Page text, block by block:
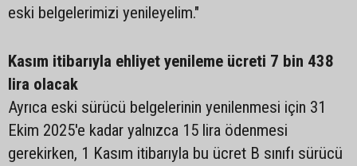
eski belgelerimizi yenileyelim."
Kasım itibarıyla ehliyet yenileme ücreti 7 bin 438
lira olacak
Ayrıca eski sürücü belgelerinin yenilenmesi için 31
Ekim 2025'e kadar yalnızca 15 lira ödenmesi
gerekirken, 1 Kasım itibarıyla bu ücret B sınıfı sürücü